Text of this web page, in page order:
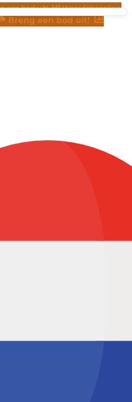
een bod uit! Waardebepaling
Breng een bod uit!